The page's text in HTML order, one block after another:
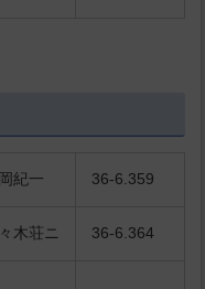
紀一 36-6.359
木荘ニ 36-6.364